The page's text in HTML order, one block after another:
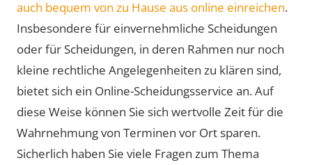
auch bequem von zu Hause aus online einreichen.
Insbesondere für einvernehmliche Scheidungen
oder für Scheidungen, in deren Rahmen nur noch
kleine rechtliche Angelegenheiten zu klären sind,
bietet sich ein Online-Scheidungsservice an. Auf
diese Weise können Sie sich wertvolle Zeit für die
Wahrnehmung von Terminen vor Ort sparen.
Sicherlich haben Sie viele Fragen zum Thema